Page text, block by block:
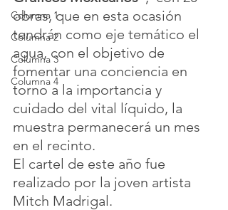
Columna 1
Columna 2
Columna 3
Columna 4
obras, que en esta ocasión
tendrán como eje temático el
agua, con el objetivo de
fomentar una conciencia en
torno a la importancia y
cuidado del vital líquido, la
muestra permanecerá un mes
en el recinto.
El cartel de este año fue
realizado por la joven artista
Mitch Madrigal.